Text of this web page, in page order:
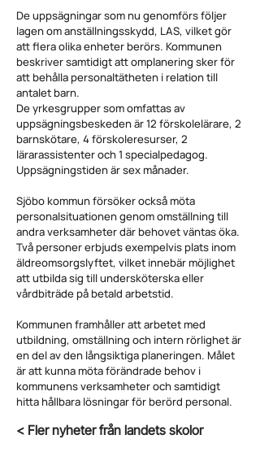
De uppsägningar som nu genomförs följer
lagen om anställningsskydd, LAS, vilket gör
att flera olika enheter berörs. Kommunen
beskriver samtidigt att omplanering sker för
att behålla personaltätheten i relation till
antalet barn.
De yrkesgrupper som omfattas av
uppsägningsbeskeden är 12 förskolelärare, 2
barnskötare, 4 förskoleresurser, 2
lärarassistenter och 1 specialpedagog.
Uppsägningstiden är sex månader.
Sjöbo kommun försöker också möta
personalsituationen genom omställning till
andra verksamheter där behovet väntas öka.
Två personer erbjuds exempelvis plats inom
äldreomsorgslyftet, vilket innebär möjlighet
att utbilda sig till undersköterska eller
vårdbiträde på betald arbetstid.
Kommunen framhåller att arbetet med
utbildning, omställning och intern rörlighet är
en del av den långsiktiga planeringen. Målet
är att kunna möta förändrade behov i
kommunens verksamheter och samtidigt
hitta hållbara lösningar för berörd personal.
< Fler nyheter från landets skolor